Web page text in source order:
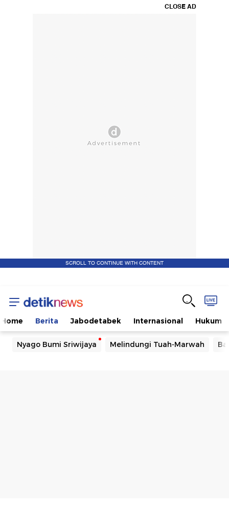
CLOSE AD
SCROLL TO CONTINUE WITH CONTENT
Home Berita Jabodetabek Internasional Hukum
Nyago Bumi Sriwijaya Melindungi Tuah-Marwah